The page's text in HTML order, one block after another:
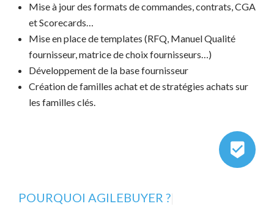
Mise à jour des formats de commandes, contrats, CGA
et Scorecards…
Mise en place de templates (RFQ, Manuel Qualité
fournisseur, matrice de choix fournisseurs…)
Développement de la base fournisseur
Création de familles achat et de stratégies achats sur
les familles clés.
POURQUOI AG|